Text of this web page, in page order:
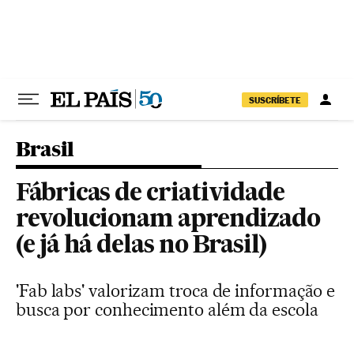
SUSCRÍBETE
Brasil
Fábricas de criatividade
revolucionam aprendizado
(e já há delas no Brasil)
'Fab labs' valorizam troca de informação e
busca por conhecimento além da escola